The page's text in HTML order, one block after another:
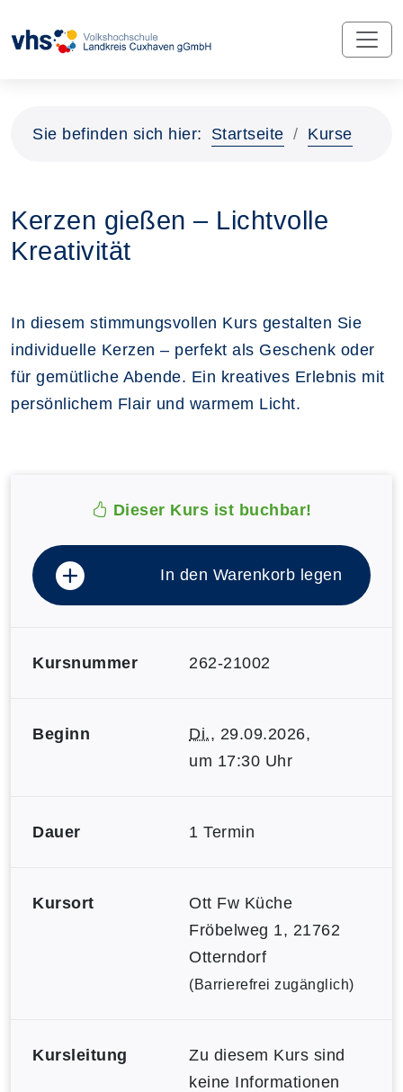
Sie befinden sich hier: Startseite Kurse
Kerzen gießen – Lichtvolle
Kreativität
In diesem stimmungsvollen Kurs gestalten Sie
individuelle Kerzen – perfekt als Geschenk oder
für gemütliche Abende. Ein kreatives Erlebnis mit
persönlichem Flair und warmem Licht.
Dieser Kurs ist buchbar!
In den Warenkorb legen
Kursnummer 262-21002
Beginn Di., 29.09.2026,
um 17:30 Uhr
Dauer 1 Termin
Kursort
Ott Fw Küche
Fröbelweg 1, 21762
Otterndorf
(Barrierefrei zugänglich)
Kursleitung
Zu diesem Kurs sind
keine Informationen